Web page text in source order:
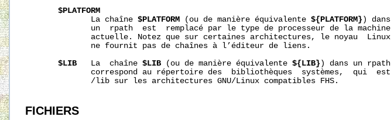
$PLATFORM
              La chaîne
$PLATFORM (ou de manière équivalente ${PLATFORM} ) dans
              un  rpath  est  remplacé par le type de processeur de la machine
              actuelle. Notez que sur certaines architectures, le noyau  Linux
              ne fournit pas de chaînes à l’éditeur de liens.
$LIB
   La  chaîne
$LIB (ou de manière équivalente ${LIB} ) dans un rpath
              correspond au répertoire des  bibliothèques  systèmes,  qui  est
/lib sur les architectures GNU/Linux compatibles FHS.
FICHIERS